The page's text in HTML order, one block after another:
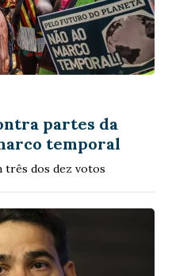
partes da
temporal
três dos dez votos